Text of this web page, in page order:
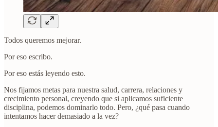
Todos queremos mejorar.
Por eso escribo.
Por eso estás leyendo esto.
Nos fijamos metas para nuestra salud, carrera, relaciones y
crecimiento personal, creyendo que si aplicamos suficiente
disciplina, podemos dominarlo todo. Pero, ¿qué pasa cuando
intentamos hacer demasiado a la vez?